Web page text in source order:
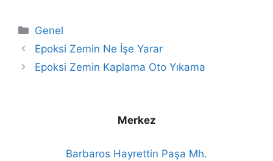
Kategoriler
Genel
Epoksi Zemin Ne İşe Yarar
Epoksi Zemin Kaplama Oto Yıkama
Merkez
Barbaros Hayrettin Paşa Mh.